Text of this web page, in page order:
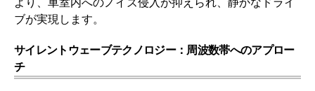
より、車室内へのノイズ侵入が抑えられ、静かなドライ
ブが実現します。
サイレントウェーブテクノロジー：周波数帯へのアプロー
チ